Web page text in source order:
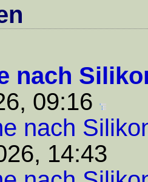
nach
09:16
nach
14:43